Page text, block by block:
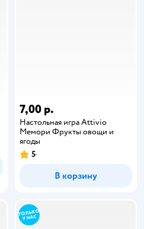
7,00 р.
Настольная игра Attivio
Мемори Фрукты овощи и
ягоды
5
В корзину